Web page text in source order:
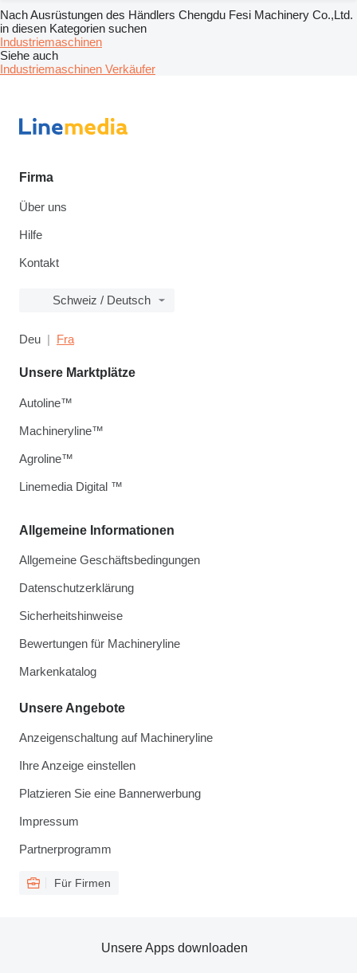
Nach Ausrüstungen des Händlers Chengdu Fesi Machinery Co.,Ltd.
in diesen Kategorien suchen
Industriemaschinen
Siehe auch
Industriemaschinen Verkäufer
Firma
Über uns
Hilfe
Kontakt
Schweiz / Deutsch
Deu Fra
Allgemeine Informationen
Allgemeine Geschäftsbedingungen
Datenschutzerklärung
Sicherheitshinweise
Bewertungen für Machineryline
Markenkatalog
Unsere Angebote
Anzeigenschaltung auf Machineryline
Ihre Anzeige einstellen
Platzieren Sie eine Bannerwerbung
Impressum
Partnerprogramm
Für Firmen
Unsere Marktplätze
Autoline™
Machineryline™
Agroline™
Linemedia Digital ™
Unsere Apps downloaden